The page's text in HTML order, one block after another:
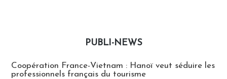
PUBLI-NEWS
Coopération France-Vietnam : Hanoï veut séduire les
professionnels français du tourisme